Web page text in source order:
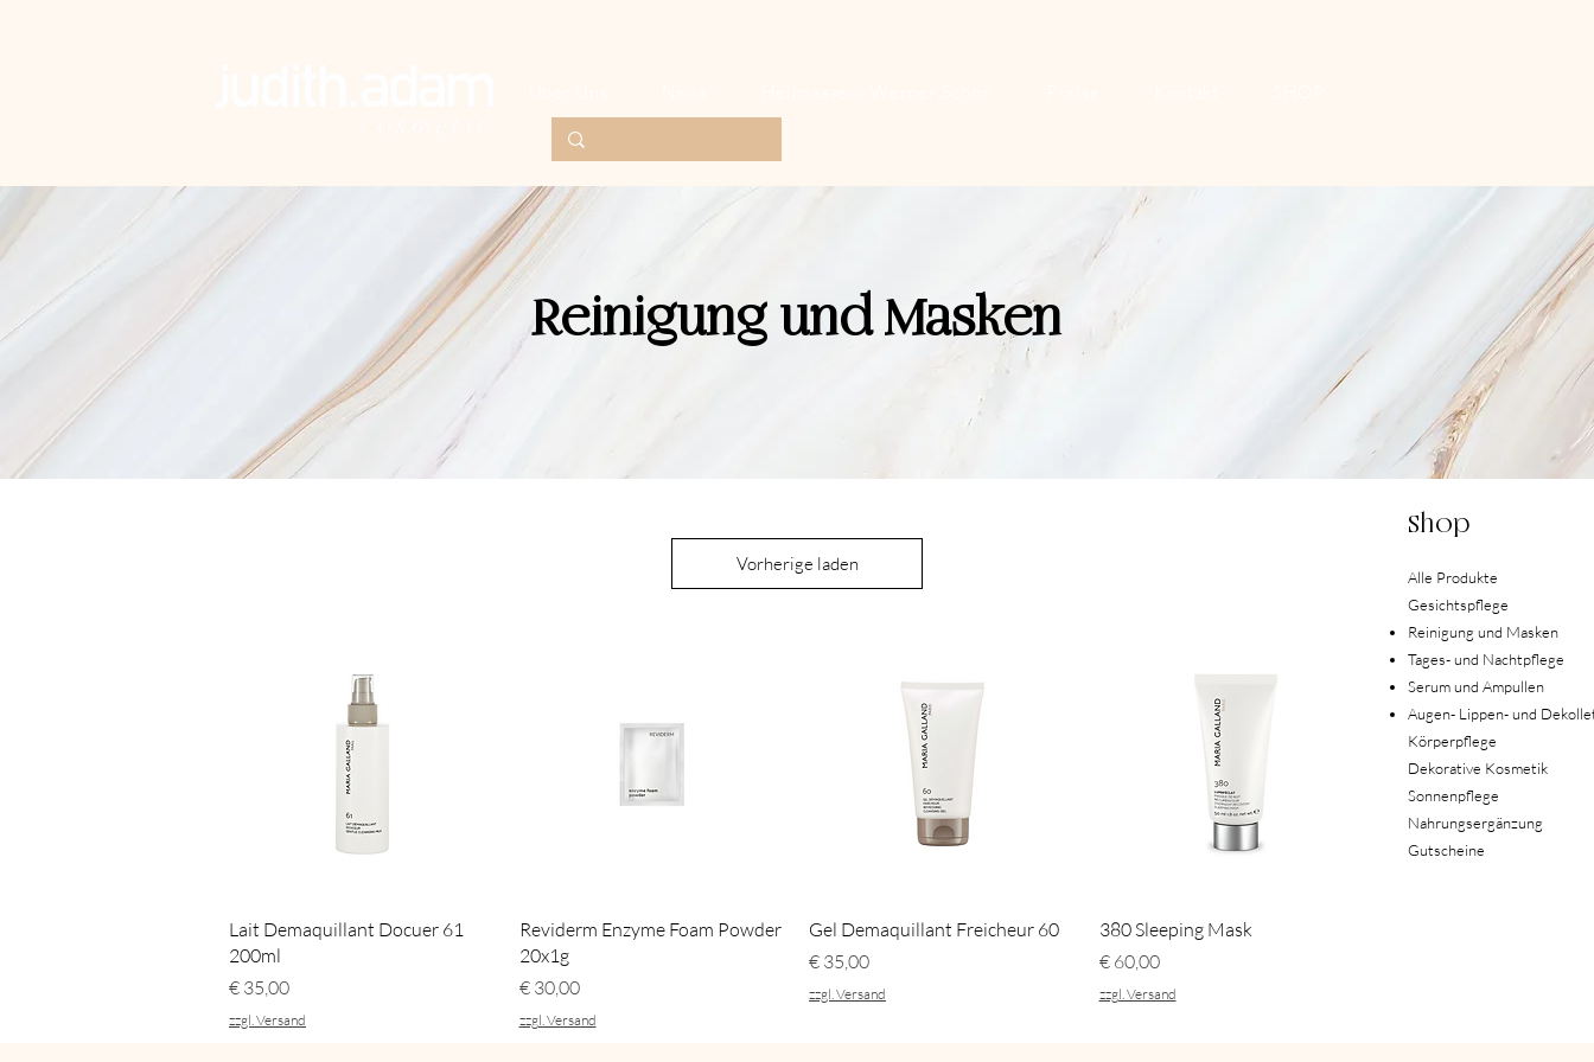
Reinigung und Masken
Vorherige laden
Schnellansicht
Lait Demaquillant Docuer 61
200ml
Preis
€ 35,00
zzgl. Versand
Schnellansicht
Reviderm Enzyme Foam Powder
20x1g
Preis
€ 30,00
zzgl. Versand
Schnellansicht
Gel Demaquillant Freicheur 60
Preis
€ 35,00
zzgl. Versand
Schnellansicht
380 Sleeping Mask
Preis
€ 60,00
zzgl. Versand
Shop
Alle Produkte
Gesichtspflege
Reinigung und Masken
Tages- und Nachtpflege
Serum und Ampullen
Augen- Lippen- und
Körperpflege
Dekorative Kosmetik
Sonnenpflege
Nahrungsergänzung
Gutscheine